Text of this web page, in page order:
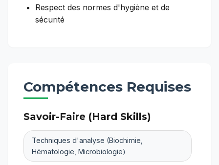
Respect des normes d'hygiène et de
sécurité
Compétences Requises
Savoir-Faire (Hard Skills)
Techniques d'analyse (Biochimie,
Hématologie, Microbiologie)